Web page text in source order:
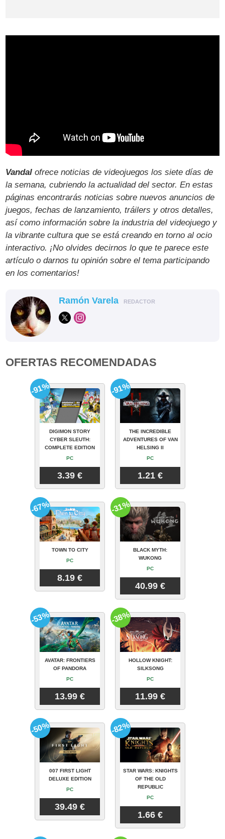
Vandal ofrece noticias de videojuegos los siete días de
la semana, cubriendo la actualidad del sector. En estas
páginas encontrarás noticias sobre nuevos anuncios de
juegos, fechas de lanzamiento, tráilers y otros detalles,
así como información sobre la industria del videojuego y
la vibrante cultura que se está creando en torno al ocio
interactivo. ¡No olvides decirnos lo que te parece este
artículo o darnos tu opinión sobre el tema participando
en los comentarios!
Ramón Varela REDACTOR
OFERTAS RECOMENDADAS
DIGIMON STORY
CYBER SLEUTH:
COMPLETE EDITION
PC
3.39 €
-91%
THE INCREDIBLE
ADVENTURES OF VAN
HELSING II
PC
1.21 €
-91%
TOWN TO CITY
PC
8.19 €
-67%
BLACK MYTH:
WUKONG
PC
40.99 €
-31%
AVATAR: FRONTIERS
OF PANDORA
PC
13.99 €
-53%
HOLLOW KNIGHT:
SILKSONG
PC
11.99 €
-38%
007 FIRST LIGHT
DELUXE EDITION
PC
39.49 €
-50%
STAR WARS: KNIGHTS
OF THE OLD
REPUBLIC
PC
1.66 €
-82%